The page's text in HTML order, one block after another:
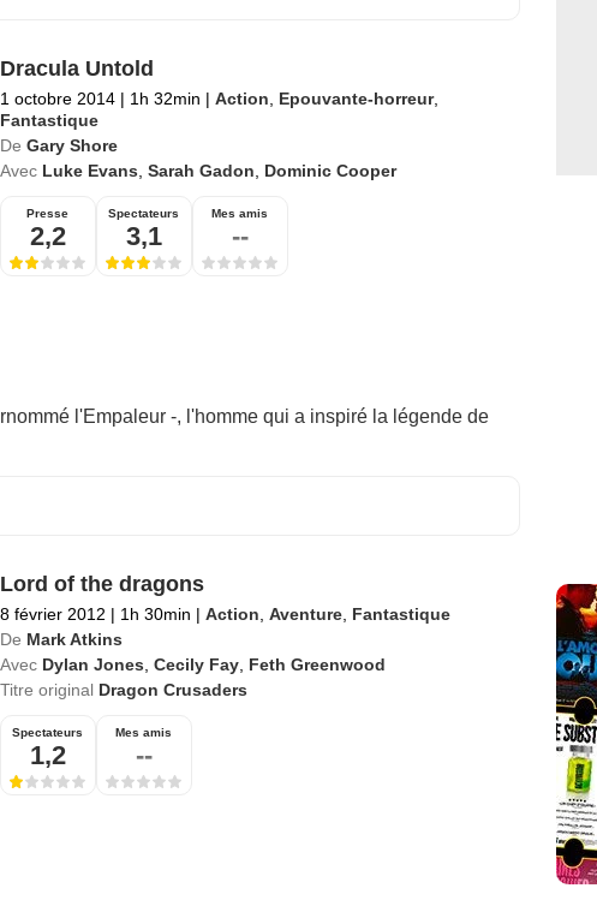
Dracula Untold
1 octobre 2014 | 1h 32min | Action, Epouvante-horreur,
Fantastique
De Gary Shore
Avec Luke Evans, Sarah Gadon, Dominic Cooper
Presse
2,2
Spectateurs
3,1
Mes amis
--
l'Empaleur -, l'homme qui a inspiré la légende de
Lord of the dragons
8 février 2012 | 1h 30min | Action, Aventure, Fantastique
De Mark Atkins
Avec Dylan Jones, Cecily Fay, Feth Greenwood
Titre original Dragon Crusaders
Spectateurs
1,2
Mes amis
--